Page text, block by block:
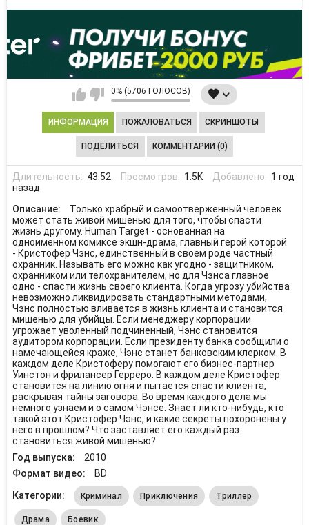
0% (5706 ГОЛОСОВ)
ИНФОРМАЦИЯ ПОЖАЛОВАТЬСЯ СКРИНШОТЫ
ПОДЕЛИТЬСЯ КОММЕНТАРИИ (0)
Длительность: 43:52 Просмотров: 1.5K Добавлено: 1 год
назад
Описание:
Только храбрый и самоотверженный человек
может стать живой мишенью для того, чтобы спасти
жизнь другому. Human Target - основанная на
одноименном комиксе экшн-драма, главный герой которой
- Кристофер Чэнс, единственный в своем роде частный
охранник. Называть его можно как угодно - защитником,
охранником или телохранителем, но для Чэнса главное
одно - спасти жизнь своего клиента. Когда угрозу убийства
невозможно ликвидировать стандартными методами,
Чэнс полностью вливается в жизнь клиента и становится
мишенью для убийцы. Если менеджеру корпорации
угрожает уволенный подчиненный, Чэнс становится
аудитором корпорации. Если президенту банка сообщили о
намечающейся краже, Чэнс станет банковским клерком. В
каждом деле Кристоферу помогают его бизнес-партнер
Уинстон и фрилансер Герреро. В каждом деле Кристофер
становится на линию огня и пытается спасти клиента,
раскрывая тайны заговора. Во время каждого дела мы
немного узнаем и о самом Чэнсе. Знает ли кто-нибудь, кто
такой этот Кристофер Чэнс, и какие секреты похоронены у
него в прошлом? Что заставляет его каждый раз
становиться живой мишенью?
Год выпуска:
2010
Формат видео:
BD
Категории:
Криминал Приключения Триллер
Драма Боевик